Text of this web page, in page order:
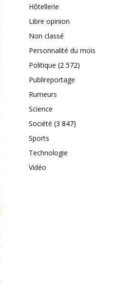
Hôtellerie
Libre opinion
Non classé
Personnalité du mois
Politique (2 572)
Publireportage
Rumeurs
Science
Société (3 847)
Sports
Technologie
Vidéo